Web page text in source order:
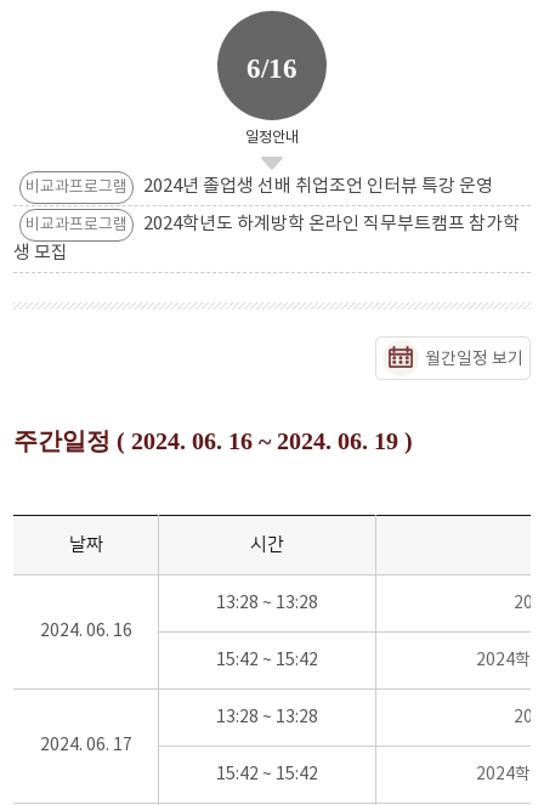
6/16
일정안내
비교과프로그램 2024년 졸업생 선배 취업조언 인터뷰 특강 운영
비교과프로그램
2024학년도 하계방학 온라인 직무부트캠프 참가학
생 모집
월간일정 보기
주간일정 ( 2024. 06. 16 ~ 2024. 06. 19 )
날짜 시간
2024. 06. 16
13:28 ~ 13:28
15:42 ~ 15:42 2024학
2024. 06. 17
13:28 ~ 13:28
15:42 ~ 15:42 2024학